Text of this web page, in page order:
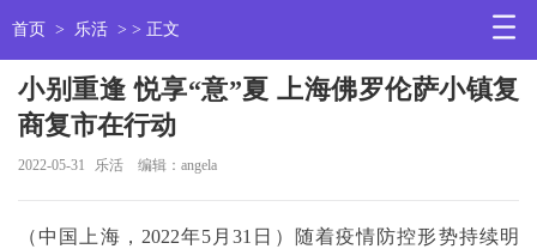
首页 > 乐活 > > 正文
小别重逢 悦享“意”夏 上海佛罗伦萨小镇复
商复市在行动
2022-05-31 乐活 编辑：angela
（中国上海，2022年5月31日）随着疫情防控形势持续明